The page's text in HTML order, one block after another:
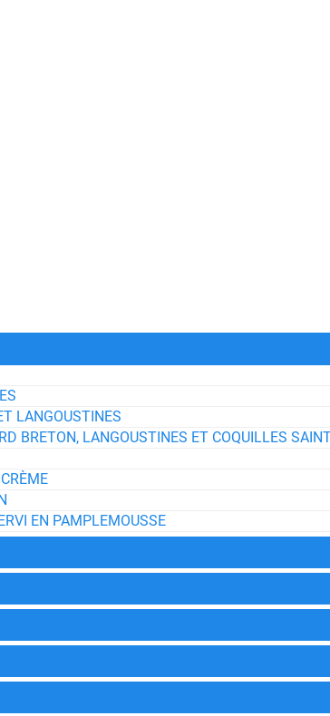
LANGOUSTINES
BRETON, LANGOUSTINES ET COQUILLES
EN PAMPLEMOUSSE